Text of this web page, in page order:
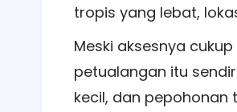
tropis yang lebat,
Meski aksesnya
petualangan itu
kecil, dan pepohonan